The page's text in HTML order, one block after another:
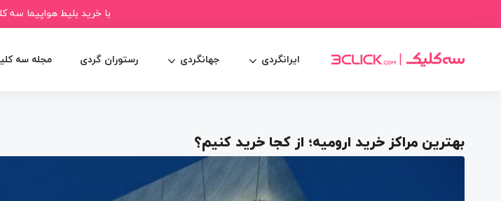
با خرید بلیط هواپیما
ایرانگردی جهانگردی رستوران گردی مجله سه
بهترین مراکز خرید ارومیه؛ از کجا خرید کنیم؟